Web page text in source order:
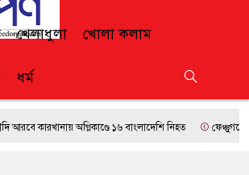
খেলাধুলা খোলা কলাম
ধর্ম
অগ্নিকাণ্ডে ১৬ বাংলাদেশি নিহত ফেঞ্চুগঞ্জে পুলিশের